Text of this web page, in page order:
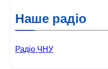
Наше радіо
Радіо ЧНУ